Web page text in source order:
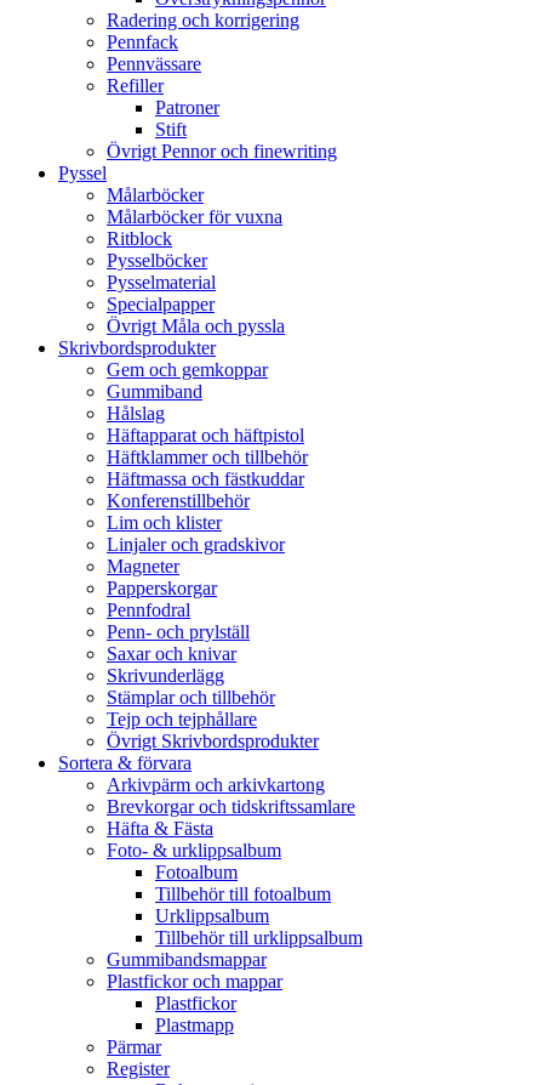
Radering och korrigering
Pennfack
Pennvässare
Refiller
Patroner
Stift
Övrigt Pennor och finewriting
Pyssel
Målarböcker
Målarböcker för vuxna
Ritblock
Pysselböcker
Pysselmaterial
Specialpapper
Övrigt Måla och pyssla
Skrivbordsprodukter
Gem och gemkoppar
Gummiband
Hålslag
Häftapparat och häftpistol
Häftklammer och tillbehör
Häftmassa och fästkuddar
Konferenstillbehör
Lim och klister
Linjaler och gradskivor
Magneter
Papperskorgar
Pennfodral
Penn- och prylställ
Saxar och knivar
Skrivunderlägg
Stämplar och tillbehör
Tejp och tejphållare
Övrigt Skrivbordsprodukter
Sortera & förvara
Arkivpärm och arkivkartong
Brevkorgar och tidskriftssamlare
Häfta & Fästa
Foto- & urklippsalbum
Fotoalbum
Tillbehör till fotoalbum
Urklippsalbum
Tillbehör till urklippsalbum
Gummibandsmappar
Plastfickor och mappar
Plastfickor
Plastmapp
Pärmar
Register